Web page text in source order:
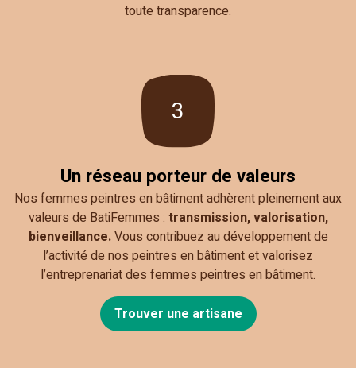
toute transparence.
3
Un réseau porteur de valeurs
Nos femmes peintres en bâtiment adhèrent pleinement aux
valeurs de BatiFemmes : transmission, valorisation,
bienveillance.Vous contribuez au développement de
l’activité de nos peintres en bâtiment et valorisez
l’entreprenariat des femmes peintres en bâtiment.
Trouver une artisane